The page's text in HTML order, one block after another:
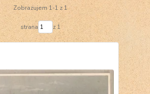
Zobrazujem 1-1 z 1
strana z 1